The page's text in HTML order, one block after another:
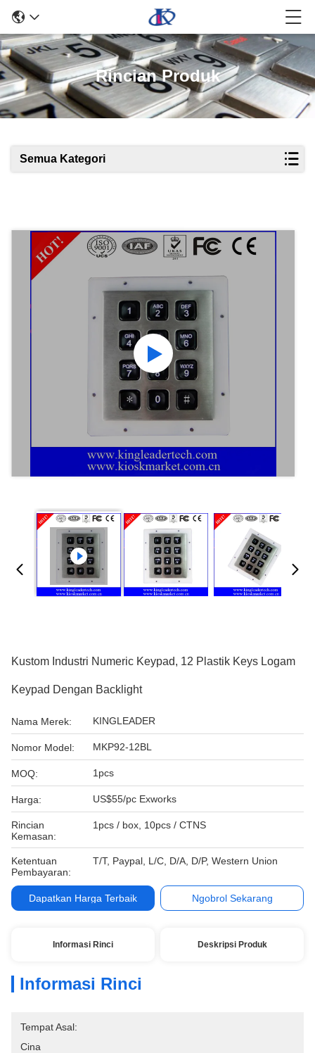
Rincian Produk
Semua Kategori
Kustom Industri Numeric Keypad, 12 Plastik Keys Logam
Keypad Dengan Backlight
Nama Merek: KINGLEADER
Nomor Model: MKP92-12BL
MOQ: 1pcs
Harga: US$55/pc Exworks
Rincian
Kemasan:
1pcs / box, 10pcs / CTNS
Ketentuan
Pembayaran:
T/T, Paypal, L/C, D/A, D/P, Western Union
Dapatkan Harga Terbaik Ngobrol Sekarang
Informasi Rinci Deskripsi Produk
Informasi Rinci
Tempat Asal:
Cina